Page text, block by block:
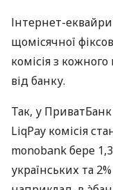
Інтернет-
щомісячної
комісія з
від банку.
Так, у
LiqPay комісія
monobank бере
українських та